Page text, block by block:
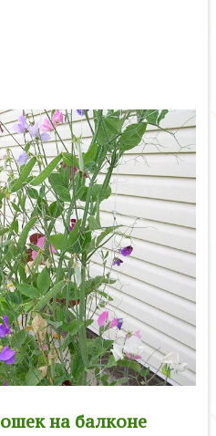
на балконе